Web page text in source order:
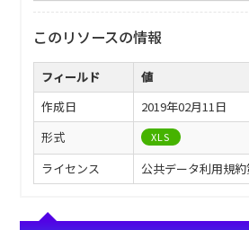
このリソースの情報
フィールド
値
作成日
2019年02月11日
形式
XLS
ライセンス 公共データ利用規約